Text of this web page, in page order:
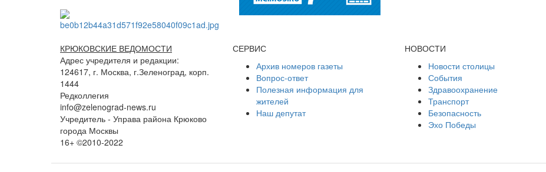
КРЮКОВСКИЕ ВЕДОМОСТИ
Адрес учредителя и редакции:
124617, г. Москва, г.Зеленоград, корп.
1444
Редколлегия
info@zelenograd-news.ru
Учредитель - Управа района Крюково
города Москвы
16+ ©2010-2022
СЕРВИС
Архив номеров газеты
Вопрос-ответ
Полезная информация для
жителей
Наш депутат
НОВОСТИ
Новости столицы
События
Здравоохранение
Транспорт
Безопасность
Эхо Победы